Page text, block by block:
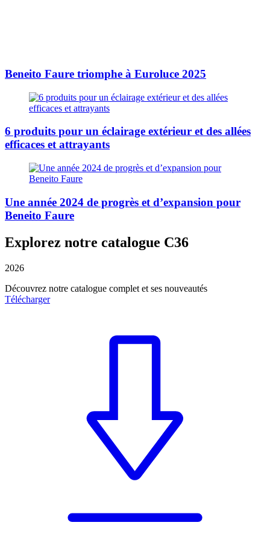
Beneito Faure triomphe à Euroluce 2025
6 produits pour un éclairage extérieur et des allées
efficaces et attrayants
Une année 2024 de progrès et d’expansion pour
Beneito Faure
Explorez notre catalogue C36
2026
Découvrez notre catalogue complet et ses nouveautés
Télécharger